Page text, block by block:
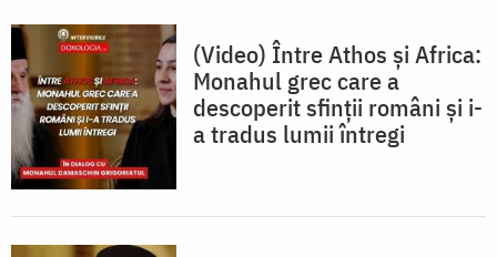
(Video) Între Athos și Africa:
Monahul grec care a
descoperit sfinții români și i-
a tradus lumii întregi